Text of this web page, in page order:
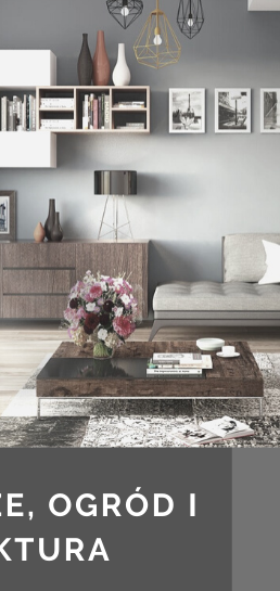
BRAMY
Z NICH
INTELIGENTNY DOM
SWÓJ